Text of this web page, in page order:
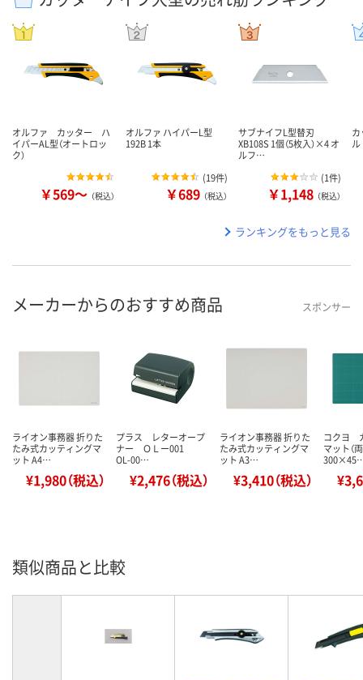
オルファ カッター ハ
イパーAL型（オートロッ
ク）
￥569～ （税込）
オルファ ハイパーL型
192B 1本
(19件)
￥689 （税込）
サブナイフL型替刃
XB108S 1個（5枚入）×4 オ
ルフ…
(1件)
￥1,148 （税込）
ランキングをもっと見る
メーカーからのおすすめ商品 スポンサー
ライオン事務器 折りた
たみ式カッティングマ
ット A4…
¥1,980（税込）
プラス レターオープ
ナー ＯＬー001
OL-00…
¥2,476（税込）
ライオン事務器 折りた
たみ式カッティングマ
ット A3…
¥3,410（税込）
コクヨ
マット（
類似商品と比較